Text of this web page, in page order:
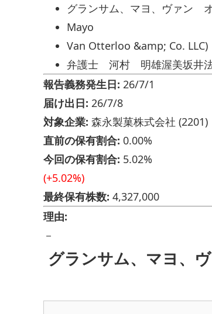
グランサム、マヨ、ヴァン
Mayo
Van Otterloo &amp; Co. LLC)
弁護士 河村 明雄渥美坂井
報告義務発生日: 26/7/1
届け出日: 26/7/8
対象企業: 森永製菓株式会社 (2201)
直前の保有割合: 0.00%
今回の保有割合: 5.02%
(+5.02%)
最終保有株数: 4,327,000
理由:
－
グランサム、マヨ